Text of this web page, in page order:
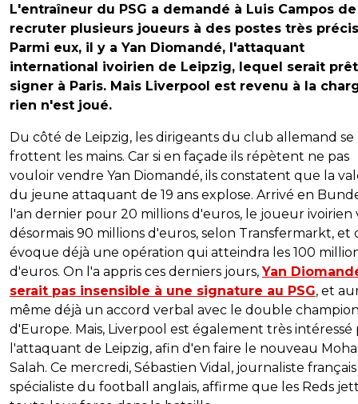
L'entraîneur du PSG a demandé à Luis Campos de
recruter plusieurs joueurs à des postes très
Parmi eux, il y a Yan Diomandé, l'attaquant
international ivoirien de Leipzig, lequel serait
signer à Paris. Mais Liverpool est revenu à la
rien n'est joué.
Du côté de Leipzig, les dirigeants du club allemand se
frottent les mains. Car si en façade ils répètent ne pas
vouloir vendre Yan Diomandé, ils constatent que la
du jeune attaquant de 19 ans explose. Arrivé en
l'an dernier pour 20 millions d'euros, le joueur ivoirien
désormais 90 millions d'euros, selon Transfermarkt, et
évoque déjà une opération qui atteindra les 100
d'euros. On l'a appris ces derniers jours,Yan
serait pas insensible à une signature au PSG, et
même déjà un accord verbal avec le double
d'Europe. Mais, Liverpool est également très intéressé
l'attaquant de Leipzig, afin d'en faire le nouveau
Salah. Ce mercredi, Sébastien Vidal, journaliste français
spécialiste du football anglais, affirme que les Reds